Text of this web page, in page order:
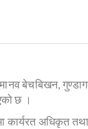
बेचबिखन,
छ ।
अधिकृत